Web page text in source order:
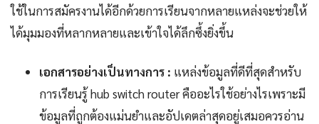
ใช้ในการสมัครงานได้อีกด้วยการเรียนจากหลายแหล่งจะช่วยให้
ได้มุมมองที่หลากหลายและเข้าใจได้ลึกซึ้งยิ่งขึ้น
เอกสารอย่างเป็นทางการ : แหล่งข้อมูลที่ดีที่สุดสำหรับ
การเรียนรู้ hub switch router คืออะไรใช้อย่างไรเพราะมี
ข้อมูลที่ถูกต้องแม่นยำและอัปเดตล่าสุดอยู่เสมอควรอ่าน